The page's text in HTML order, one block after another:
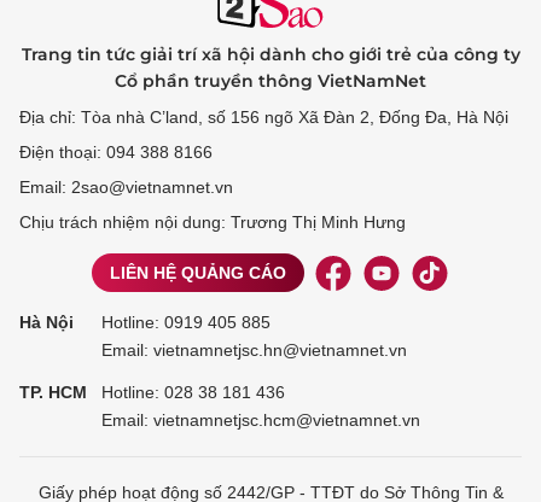
Trang tin tức giải trí xã hội dành cho giới trẻ của công ty
Cổ phần truyền thông VietNamNet
Địa chỉ: Tòa nhà C’land, số 156 ngõ Xã Đàn 2, Đống Đa, Hà Nội
Điện thoại: 094 388 8166
Email: 2sao@vietnamnet.vn
Chịu trách nhiệm nội dung: Trương Thị Minh Hưng
LIÊN HỆ QUẢNG CÁO
Hà Nội Hotline: 0919 405 885
Email: vietnamnetjsc.hn@vietnamnet.vn
TP. HCM Hotline: 028 38 181 436
Email: vietnamnetjsc.hcm@vietnamnet.vn
Giấy phép hoạt động số 2442/GP - TTĐT do Sở Thông Tin &